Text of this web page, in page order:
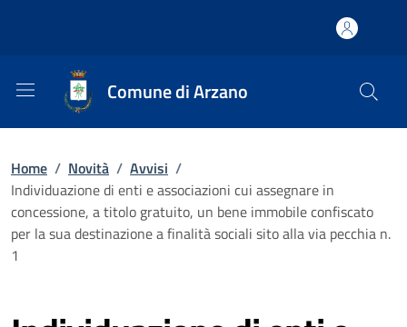
Comune di Arzano
Home / Novità / Avvisi /
Individuazione di enti e associazioni cui assegnare in
concessione, a titolo gratuito, un bene immobile confiscato
per la sua destinazione a finalità sociali sito alla via pecchia n.
1